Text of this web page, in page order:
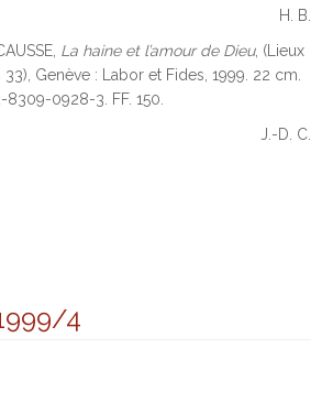
H. B.
La haine et l’amour de Dieu, (Lieux
Genève : Labor et Fides, 1999. 22 cm.
8309-0928-3. FF. 150.
J.-D. C.
4